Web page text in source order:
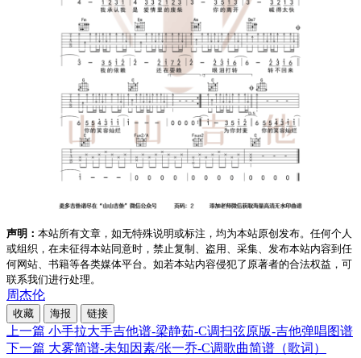
声明： 本站所有文章，如无特殊说明或标注，均为本站原创发布。任何个人
或组织，在未征得本站同意时，禁止复制、盗用、采集、发布本站内容到任
何网站、书籍等各类媒体平台。如若本站内容侵犯了原著者的合法权益，可
联系我们进行处理。
周杰伦
收藏 海报 链接
上一篇 小手拉大手吉他谱-梁静茹-C调扫弦原版-吉他弹唱图谱
下一篇 大雾简谱-未知因素/张一乔-C调歌曲简谱（歌词）